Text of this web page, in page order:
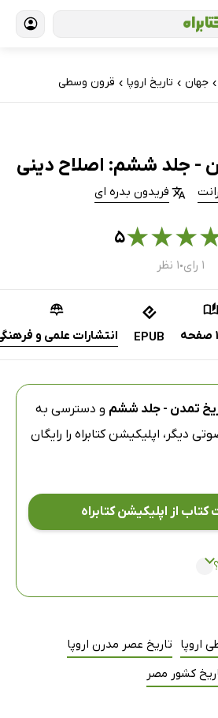
› جهان › تاریخ اروپا › قرون وسطی
- جلد ششم: اصلاح دینی
فریدون بدره ای
★
★
★۵
۱ رای ● ۱ نظر
EPUB انتشارات علمی و
تمدن - جلد ششم و دسترسی به
دیگر، اپلیکیشن کتابراه را رایگان
کتاب از اپلیکیشن کتابراه
اروپا تاریخ عصر مدرن اروپا
کشور مصر